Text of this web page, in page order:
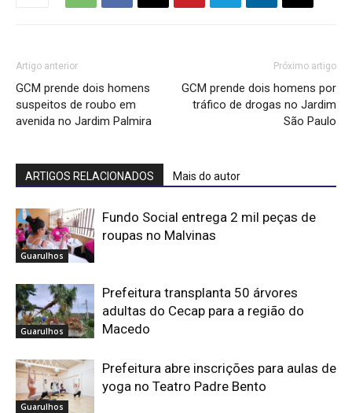
Artigo anterior
GCM prende dois homens
suspeitos de roubo em
avenida no Jardim Palmira
Próximo artigo
GCM prende dois homens por
tráfico de drogas no Jardim
São Paulo
ARTIGOS RELACIONADOS Mais do autor
Guarulhos
Fundo Social entrega 2 mil peças de
roupas no Malvinas
Guarulhos
Prefeitura transplanta 50 árvores
adultas do Cecap para a região do
Macedo
Guarulhos
Prefeitura abre inscrições para aulas de
yoga no Teatro Padre Bento